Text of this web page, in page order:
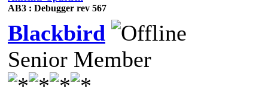
AB3 : Debugger rev 567
Blackbird
Senior Member